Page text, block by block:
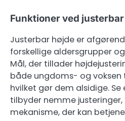
Funktioner ved
Justerbar højde er
forskellige aldersgrupper
Mål, der tillader
både ungdoms- og
hvilket gør dem alsidige.
tilbyder nemme
mekanisme, der kan